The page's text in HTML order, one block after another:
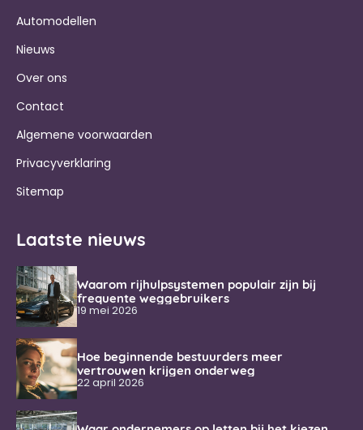
Automodellen
Nieuws
Over ons
Contact
Algemene voorwaarden
Privacyverklaring
Sitemap
Laatste nieuws
Waarom rijhulpsystemen populair zijn bij
frequente weggebruikers
19 mei 2026
Hoe beginnende bestuurders meer
vertrouwen krijgen onderweg
22 april 2026